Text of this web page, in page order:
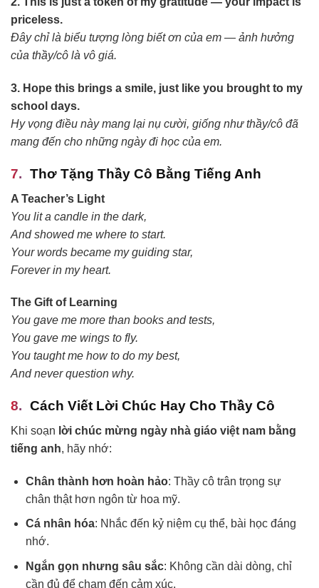
priceless.
Đây chỉ là biểu tượng lòng biết ơn của em — ảnh hưởng
của thầy/cô là vô giá.
3. Hope this brings a smile, just like you brought to my
school days.
Hy vọng điều này mang lại nụ cười, giống như thầy/cô đã
mang đến cho những ngày đi học của em.
Thơ Tặng Thầy Cô Bằng Tiếng Anh
A Teacher’s Light
You lit a candle in the dark,
And showed me where to start.
Your words became my guiding star,
Forever in my heart.
The Gift of Learning
You gave me more than books and tests,
You gave me wings to fly.
You taught me how to do my best,
And never question why.
Cách Viết Lời Chúc Hay Cho Thầy Cô
Khi soạn lời chúc mừng ngày nhà giáo việt nam bằng
tiếng anh, hãy nhớ:
Chân thành hơn hoàn hảo: Thầy cô trân trọng sự
chân thật hơn ngôn từ hoa mỹ.
Cá nhân hóa: Nhắc đến kỷ niệm cụ thể, bài học đáng
nhớ.
Ngắn gọn nhưng sâu sắc: Không cần dài dòng, chỉ
cần đủ để chạm đến cảm xúc.